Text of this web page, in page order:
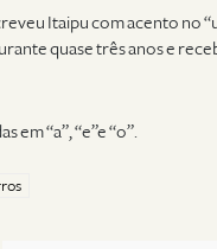
Itaipu com acento no
quase três anos e
em “a”, “e”e “o”.